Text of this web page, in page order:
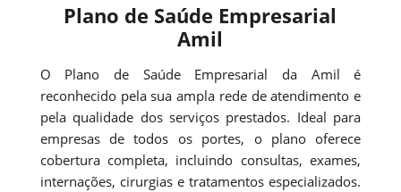
Plano de Saúde Empresarial
Amil
O Plano de Saúde Empresarial da Amil é
reconhecido pela sua ampla rede de atendimento e
pela qualidade dos serviços prestados. Ideal para
empresas de todos os portes, o plano oferece
cobertura completa, incluindo consultas, exames,
internações, cirurgias e tratamentos especializados.